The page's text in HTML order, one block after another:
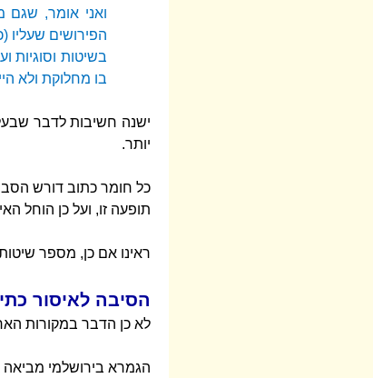
ואני אומר,
הפירושים שעליו
בשיטות
בו מחלוקת ולא
ישנה חשיבות לדבר
יותר.
כל חומר כתוב דורש
תופעה זו, ועל כן הוחל
ראינו אם כן, מספר
הסיבה לאיסור
לא כן הדבר במקורות
הגמרא בירושלמי מביאה